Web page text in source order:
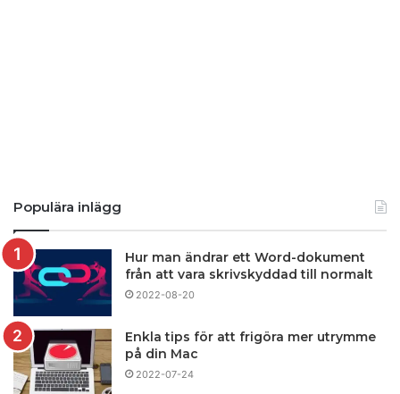
Populära inlägg
Hur man ändrar ett Word-dokument
från att vara skrivskyddad till normalt
2022-08-20
Enkla tips för att frigöra mer utrymme
på din Mac
2022-07-24